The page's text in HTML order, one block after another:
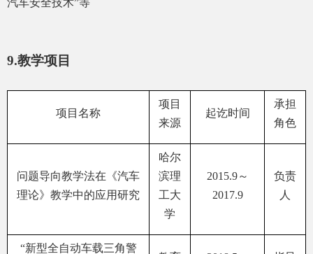
汽车安全技术”等
9.教学项目
项目名称
项目
来源
起讫时间
承担
角色
问题导向教学法在《汽车
理论》教学中的应用研究
哈尔
滨理
工大
学
2015.9～
2017.9
负责
人
“新型全自动车载三角警